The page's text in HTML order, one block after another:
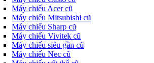
Máy chiếu Acer cũ
Máy chiếu Mitsubishi cũ
Máy chiếu Sharp cũ
Máy chiếu Vivitek cũ
Máy chiếu siêu gần cũ
Máy chiếu Nec cũ